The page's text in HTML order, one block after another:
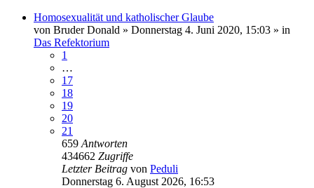
Homosexualität und katholischer Glaube
von Bruder Donald » Donnerstag 4. Juni 2020, 15:03 » in
Das Refektorium
1
…
17
18
19
20
21
659 Antworten
434662 Zugriffe
Letzter Beitrag von Peduli
Donnerstag 6. August 2026, 16:53